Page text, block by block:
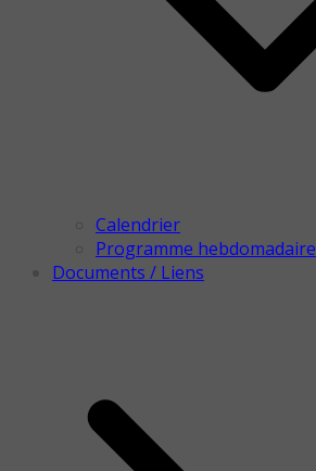
Calendrier
Programme hebdomadaire
Documents / Liens